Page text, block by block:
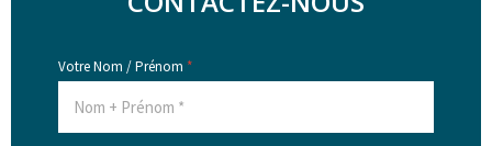
Votre Nom / Prénom *